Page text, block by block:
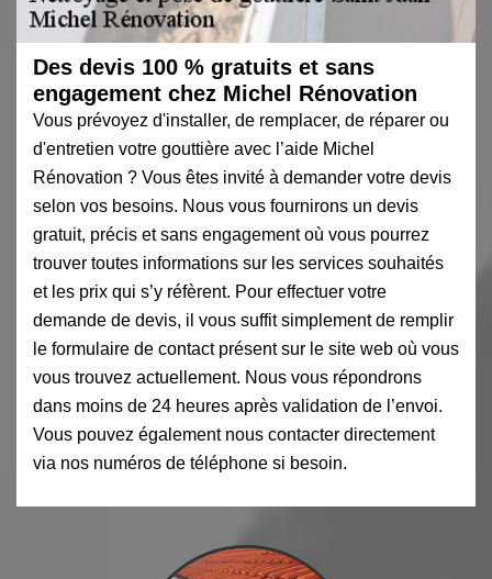
Des devis 100 % gratuits et sans
engagement chez Michel Rénovation
Vous prévoyez d'installer, de remplacer, de réparer ou
d'entretien votre gouttière avec l’aide Michel
Rénovation ? Vous êtes invité à demander votre devis
selon vos besoins. Nous vous fournirons un devis
gratuit, précis et sans engagement où vous pourrez
trouver toutes informations sur les services souhaités
et les prix qui s’y réfèrent. Pour effectuer votre
demande de devis, il vous suffit simplement de remplir
le formulaire de contact présent sur le site web où vous
vous trouvez actuellement. Nous vous répondrons
dans moins de 24 heures après validation de l’envoi.
Vous pouvez également nous contacter directement
via nos numéros de téléphone si besoin.